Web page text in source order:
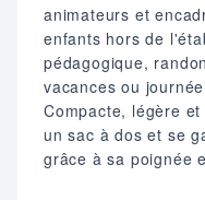
animateurs et
enfants hors de
pédagogique,
vacances ou
Compacte, légère
un sac à dos et se
grâce à sa poignée